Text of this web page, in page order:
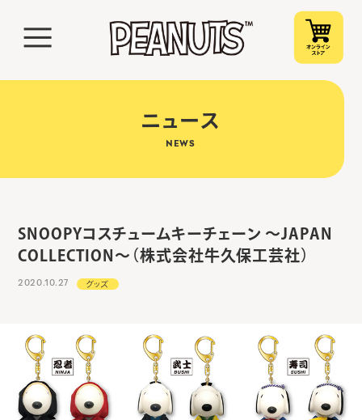
ニュース
NEWS
SNOOPYコスチュームキーチェーン ～JAPAN
COLLECTION～（株式会社牛久保工芸社）
2020.10.27 グッズ